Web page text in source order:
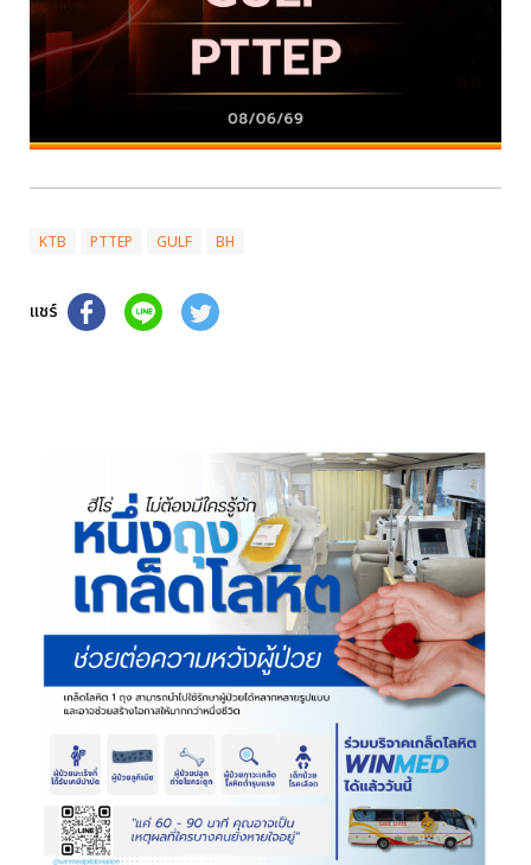
KTB PTTEP GULF BH
แชร์